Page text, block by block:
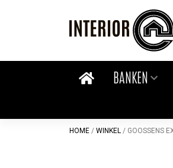
BANKEN
HOME / WINKEL / GOOSSENS